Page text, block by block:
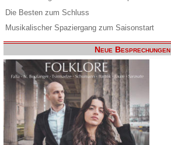
Die Besten zum Schluss
Musikalischer Spaziergang zum Saisonstart
Neue Besprechungen